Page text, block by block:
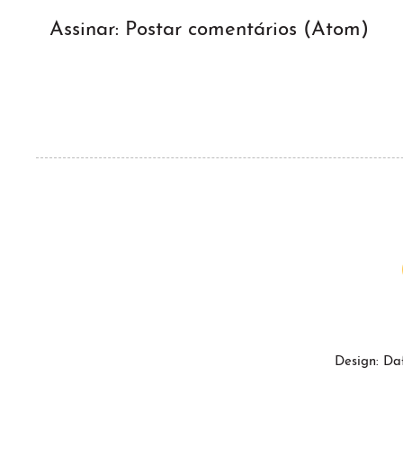
Assinar: Postar comentários (Atom)
Design: